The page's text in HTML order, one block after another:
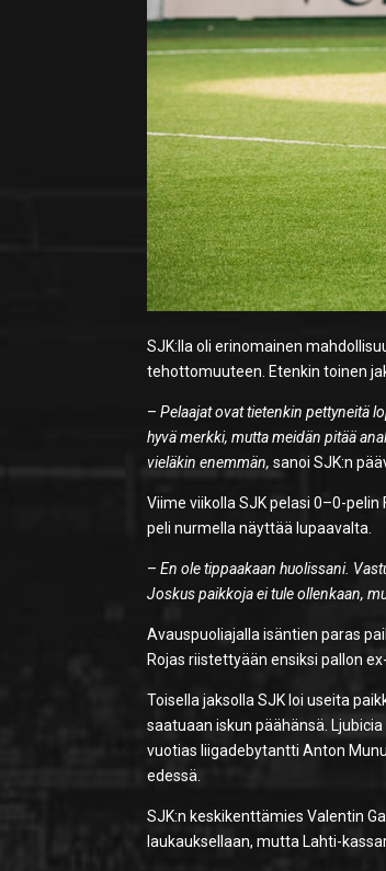
SJK:lla oli erinomainen
tehottomuuteen. Etenkin toinen
–Pelaajat ovat tietenkin pettyneitä
hyvä merkki, mutta meidän pitää
vieläkin enemmän, sanoi SJK:n
Viime viikolla SJK pelasi 0–0-
peli nurmella näyttää lupaavalta.
–En ole tippaakaan huolissani.
Joskus paikkoja ei tule ollenkaan,
Avauspuoliajalla isäntien paras
Rojas riistettyään ensiksi pallon
Toisella jaksolla SJK loi useita
saatuaan iskun päähänsä.
vuotias liigadebytantti Anton
edessä.
SJK:n keskikenttämies Valentin
laukauksellaan, mutta Lahti-